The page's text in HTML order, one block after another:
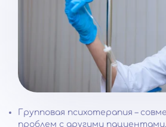
Групповая психотерапия –
проблем с другими